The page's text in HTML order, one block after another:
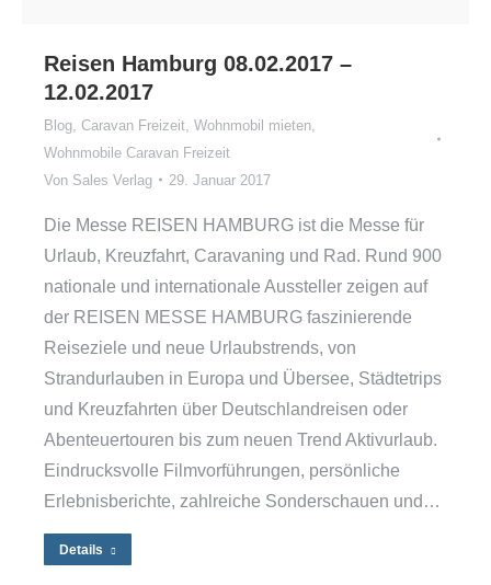
Reisen Hamburg 08.02.2017 –
12.02.2017
Blog Caravan Freizeit Wohnmobil mieten
Wohnmobile Caravan Freizeit
Von Sales Verlag 29. Januar 2017
Die Messe REISEN HAMBURG ist die Messe für
Urlaub, Kreuzfahrt, Caravaning und Rad. Rund 900
nationale und internationale Aussteller zeigen auf
der REISEN MESSE HAMBURG faszinierende
Reiseziele und neue Urlaubstrends, von
Strandurlauben in Europa und Übersee, Städtetrips
und Kreuzfahrten über Deutschlandreisen oder
Abenteuertouren bis zum neuen Trend Aktivurlaub.
Eindrucksvolle Filmvorführungen, persönliche
Erlebnisberichte, zahlreiche Sonderschauen und…
Details